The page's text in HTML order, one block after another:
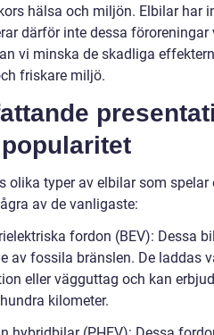
hälsa och miljön. Elbilar har
därför inte dessa
vi minska de skadliga
friskare miljö.
olika typer av elbilar som
av de vanligaste:
fordon (BEV): Dessa
av fossila bränslen. De laddas
eller vägguttag och kan
kilometer.